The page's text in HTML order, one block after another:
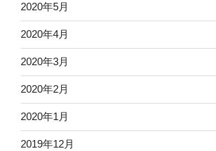
2020年5月
2020年4月
2020年3月
2020年2月
2020年1月
2019年12月